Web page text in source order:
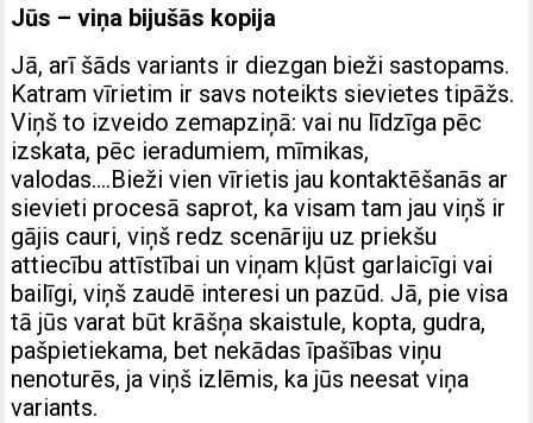
Jūs – viņa bijušās kopija
Jā, arī šāds variants ir diezgan bieži sastopams.
Katram vīrietim ir savs noteikts sievietes tipāžs.
Viņš to izveido zemapziņā: vai nu līdzīga pēc
izskata, pēc ieradumiem, mīmikas,
valodas….Bieži vien vīrietis jau kontaktēšanās ar
sievieti procesā saprot, ka visam tam jau viņš ir
gājis cauri, viņš redz scenāriju uz priekšu
attiecību attīstībai un viņam kļūst garlaicīgi vai
bailīgi, viņš zaudē interesi un pazūd. Jā, pie visa
tā jūs varat būt krāšņa skaistule, kopta, gudra,
pašpietiekama, bet nekādas īpašības viņu
nenoturēs, ja viņš izlēmis, ka jūs neesat viņa
variants.